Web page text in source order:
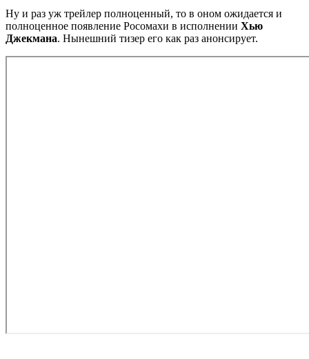
Ну и раз уж трейлер полноценный, то в оном ожидается и
полноценное появление Росомахи в исполнении Хью
Джекмана. Нынешний тизер его как раз анонсирует.